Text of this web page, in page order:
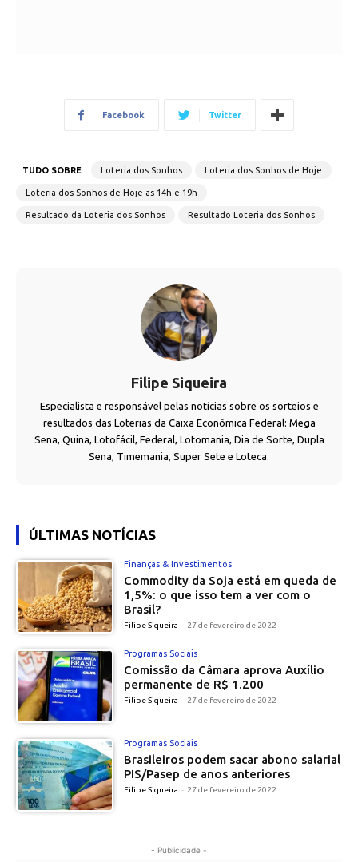
Facebook Twitter
TUDO SOBRE Loteria dos Sonhos Loteria dos Sonhos de Hoje
Loteria dos Sonhos de Hoje as 14h e 19h
Resultado da Loteria dos Sonhos Resultado Loteria dos Sonhos
Filipe Siqueira
Especialista e responsável pelas notícias sobre os sorteios e
resultados das Loterias da Caixa Econômica Federal: Mega
Sena, Quina, Lotofácil, Federal, Lotomania, Dia de Sorte, Dupla
Sena, Timemania, Super Sete e Loteca.
ÚLTIMAS NOTÍCIAS
Finanças & Investimentos
Commodity da Soja está em queda de
1,5%: o que isso tem a ver com o
Brasil?
Filipe Siqueira - 27 de fevereiro de 2022
Programas Sociais
Comissão da Câmara aprova Auxílio
permanente de R$ 1.200
Filipe Siqueira - 27 de fevereiro de 2022
Programas Sociais
Brasileiros podem sacar abono salarial
PIS/Pasep de anos anteriores
Filipe Siqueira - 27 de fevereiro de 2022
- Publicidade -